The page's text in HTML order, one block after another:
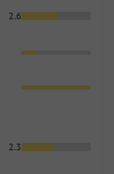
2.6
2.3